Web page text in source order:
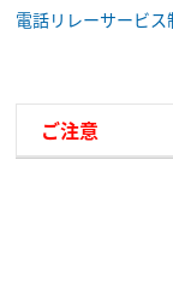
電話リレーサービス
ご注意